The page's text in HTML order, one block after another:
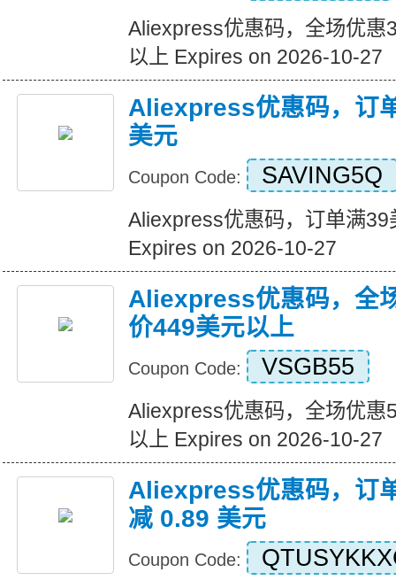
Aliexpress优惠码，全场优惠
以上 Expires on 2026-10-27
Aliexpress优惠码，订
美元
Coupon Code: SAVING5Q
Aliexpress优惠码，订单满39
Expires on 2026-10-27
Aliexpress优惠码，全
价449美元以上
Coupon Code: VSGB55
Aliexpress优惠码，全场优惠
以上 Expires on 2026-10-27
Aliexpress优惠码，订
减 0.89 美元
Coupon Code: